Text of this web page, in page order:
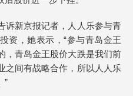
诉新京报记者，人人乐参与青
资，她表示，“参与青岛金王
，青岛金王股价大跌是我们前
之间有战略合作，所以人人乐
”